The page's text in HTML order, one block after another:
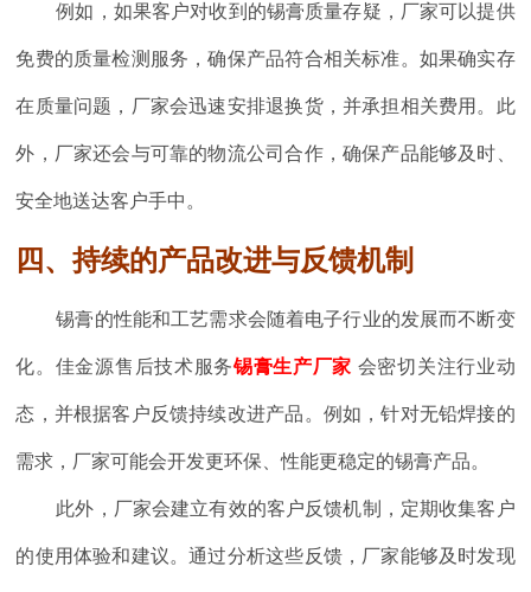
例如，如果客户对收到的锡膏质量存疑，厂家可以提供
免费的质量检测服务，确保产品符合相关标准。如果确实存
在质量问题，厂家会迅速安排退换货，并承担相关费用。此
外，厂家还会与可靠的物流公司合作，确保产品能够及时、
安全地送达客户手中。
四、持续的产品改进与反馈机制
锡膏的性能和工艺需求会随着电子行业的发展而不断变
化。佳金源售后技术服务锡膏生产厂家 会密切关注行业动
态，并根据客户反馈持续改进产品。例如，针对无铅焊接的
需求，厂家可能会开发更环保、性能更稳定的锡膏产品。
此外，厂家会建立有效的客户反馈机制，定期收集客户
的使用体验和建议。通过分析这些反馈，厂家能够及时发现